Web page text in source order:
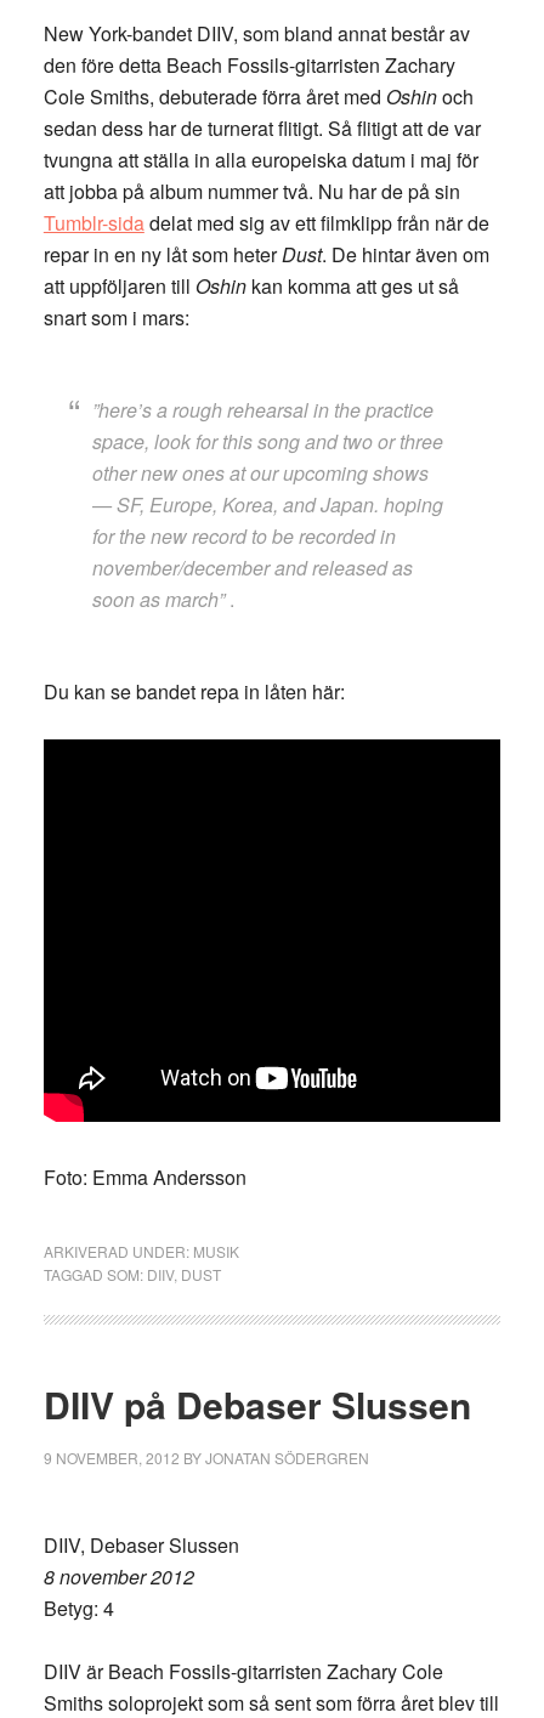
New York-bandet DIIV, som bland annat består av
den före detta Beach Fossils-gitarristen Zachary
Cole Smiths, debuterade förra året med Oshinoch
sedan dess har de turnerat flitigt. Så flitigt att de var
tvungna att ställa in alla europeiska datum i maj för
att jobba på album nummer två. Nu har de på sin
Tumblr-sidadelat med sig av ett filmklipp från när de
repar in en ny låt som heterDust. De hintar även om
att uppföljaren till Oshinkan komma att ges ut så
snart som i mars:
”here’s a rough rehearsal in the practice
space, look for this song and two or three
other new ones at our upcoming shows
— SF, Europe, Korea, and Japan. hoping
for the new record to be recorded in
november/december and released as
soon as march”.
Du kan se bandet repa in låten här:
Foto: Emma Andersson
ARKIVERAD UNDER: MUSIK
TAGGAD SOM: DIIV, DUST
DIIV på Debaser Slussen
9 NOVEMBER, 2012 BYJONATAN SÖDERGREN
DIIV, Debaser Slussen
8 november 2012
Betyg: 4
DIIV är Beach Fossils-gitarristen Zachary Cole
Smiths soloprojekt som så sent som förra året blev till